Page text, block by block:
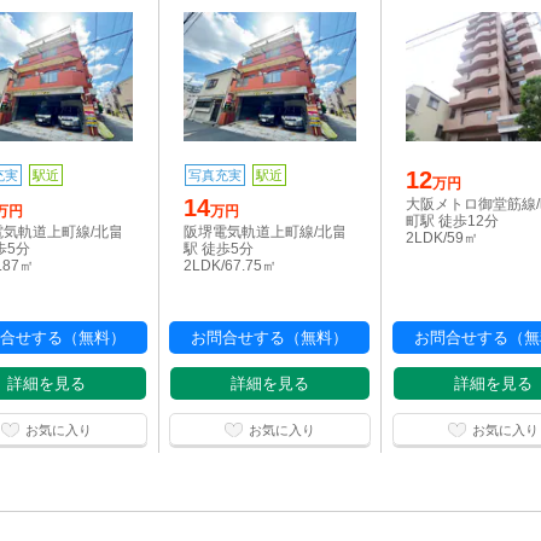
実 駅近
円
軌道上町線/北畠
5分
㎡
せする（無料）
詳細を見る
お気に入り
写真充実 駅近
14万円
阪堺電気軌道上町線/北畠
駅 徒歩5分
2LDK/67.75㎡
お問合せする（無料）
詳細を見る
お気に入り
12万円
大阪メトロ御堂筋線
町駅 徒歩12分
2LDK/59㎡
お問合せする（
詳細を見る
お気に入り